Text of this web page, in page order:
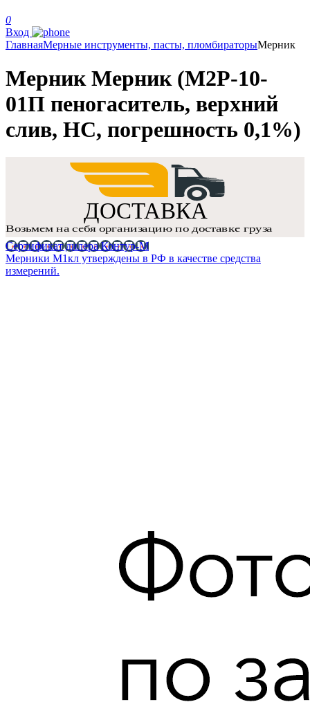
0
Вход
ГлавнаяМерные инструменты, пасты, пломбираторыМерник
Мерник Мерник (М2Р-10-
01П пеногаситель, верхний
слив, НС, погрешность 0,1%)
Сертификат дилера Контур-М
Мерники М1кл утверждены в РФ в качестве средства
измерений.